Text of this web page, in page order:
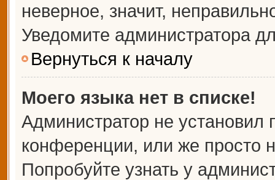
неверное, значит,
Уведомите администратора
Вернуться к началу
Моего языка нет в списке!
Администратор не установил
конференции, или же просто
Попробуйте узнать у